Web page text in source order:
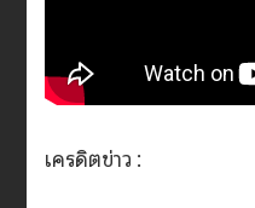
เครดิตข่าว :